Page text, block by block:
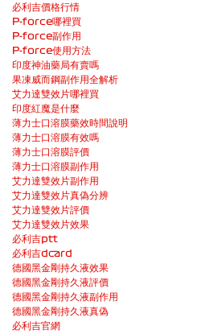
必利吉價格行情
P-force哪裡買
P-force副作用
P-force使用方法
印度神油藥局有賣嗎
果凍威而鋼副作用全解析
艾力達雙效片哪裡買
印度紅魔是什麼
薄力士口溶膜藥效時間說明
薄力士口溶膜有效嗎
薄力士口溶膜評價
薄力士口溶膜副作用
艾力達雙效片副作用
艾力達雙效片真偽分辨
艾力達雙效片評價
艾力達雙效片效果
必利吉ptt
必利吉dcard
德國黑金剛持久液效果
德國黑金剛持久液評價
德國黑金剛持久液副作用
德國黑金剛持久液真偽
必利吉官網